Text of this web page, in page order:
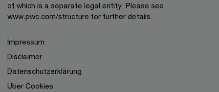
of which is a separate legal entity. Please see
www.pwc.com/structure for further details.
Impressum
Disclaimer
Datenschutzerklärung
Über Cookies